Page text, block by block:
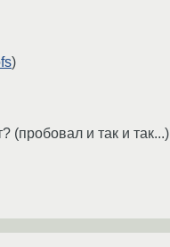
)
(пробовал и так и так...)